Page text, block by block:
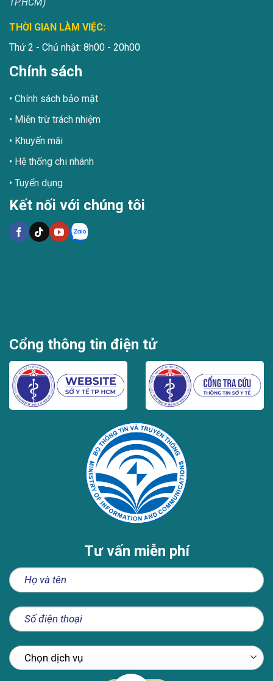
THỜI GIAN LÀM VIỆC:
Thứ 2 - Chủ nhật: 8h00 - 20h00
Chính sách
Chính sách bảo mật
Miễn trừ trách nhiệm
Khuyến mãi
Hệ thống chi nhánh
Tuyển dụng
Kết nối với chúng tôi
Cổng thông tin điện tử
Tư vấn miễn phí